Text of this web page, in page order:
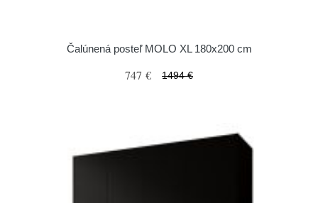
Čalúnená posteľ MOLO XL 180x200 cm
747 € 1494 €